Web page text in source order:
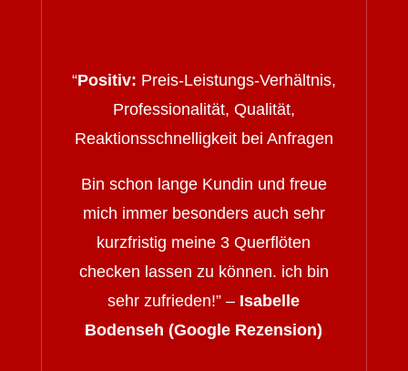
“Positiv: Preis-Leistungs-Verhältnis,
Professionalität, Qualität,
Reaktionsschnelligkeit bei Anfragen
Bin schon lange Kundin und freue
mich immer besonders auch sehr
kurzfristig meine 3 Querflöten
checken lassen zu können. ich bin
sehr zufrieden!” – Isabelle
Bodenseh (Google Rezension)